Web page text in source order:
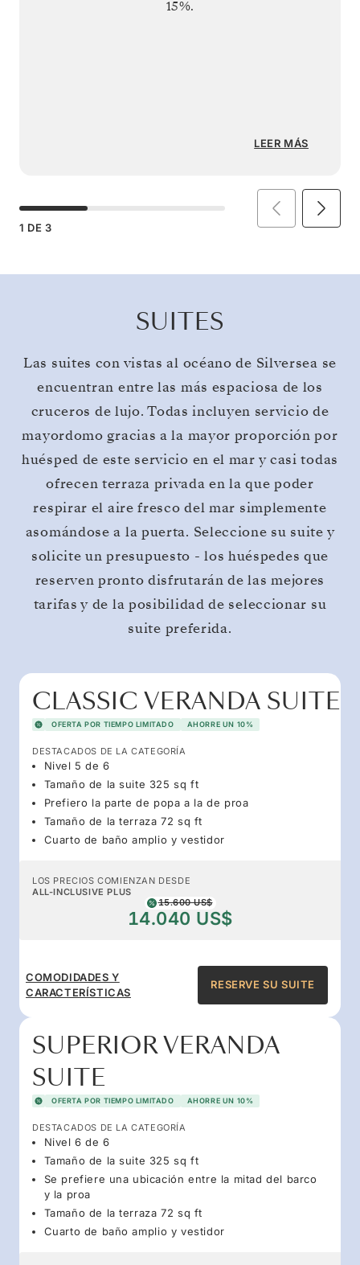
15%.
LEER MÁS
1 DE 3
SUITES
Las suites con vistas al océano de Silversea se
encuentran entre las más espaciosa de los
cruceros de lujo. Todas incluyen servicio de
mayordomo gracias a la mayor proporción por
huésped de este servicio en el mar y casi todas
ofrecen terraza privada en la que poder
respirar el aire fresco del mar simplemente
asomándose a la puerta. Seleccione su suite y
solicite un presupuesto - los huéspedes que
reserven pronto disfrutarán de las mejores
tarifas y de la posibilidad de seleccionar su
suite preferida.
CLASSIC VERANDA SUITE
OFERTA POR TIEMPO LIMITADO AHORRE UN 10%
DESTACADOS DE LA CATEGORÍA
Nivel 5 de 6
Tamaño de la suite 325 sq ft
Prefiero la parte de popa a la de proa
Tamaño de la terraza 72 sq ft
Cuarto de baño amplio y vestidor
LOS PRECIOS COMIENZAN DESDE
ALL-INCLUSIVE PLUS
15.600 US$
14.040 US$
COMODIDADES Y
CARACTERÍSTICAS
RESERVE SU SUITE
SUPERIOR VERANDA
SUITE
OFERTA POR TIEMPO LIMITADO AHORRE UN 10%
DESTACADOS DE LA CATEGORÍA
Nivel 6 de 6
Tamaño de la suite 325 sq ft
Se prefiere una ubicación entre la mitad del barco
y la proa
Tamaño de la terraza 72 sq ft
Cuarto de baño amplio y vestidor